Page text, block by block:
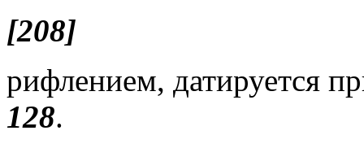
[208]
рифлением, датируется
128.